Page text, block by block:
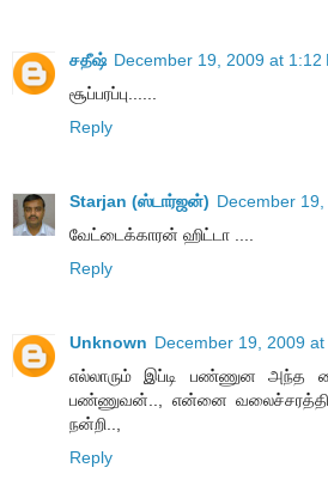
சதீஷ் December 19, 2009 at 1:12
சூப்பரப்பு......
Reply
Starjan (ஸ்டார்ஜன்) December
வேட்டைக்காரன் ஹிட்டா ....
Reply
Unknown December 19, 2009 at
எல்லாரும் இப்டி பண்ணுன அந்த
பண்ணுவன்.., என்னை வலைச்சரத்தில்
நன்றி..,
Reply